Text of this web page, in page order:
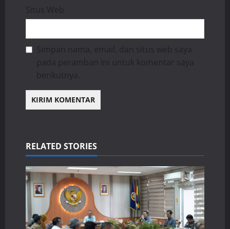
Situs Web
Simpan nama, email, dan situs web saya
pada peramban ini untuk komentar saya
berikutnya.
RELATED STORIES